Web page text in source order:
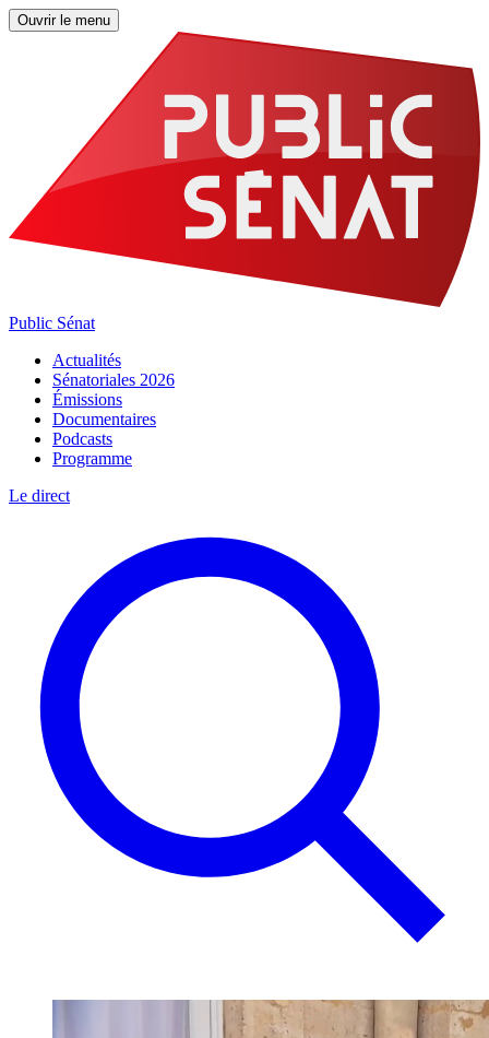
Ouvrir le menu
Public Sénat
Actualités
Sénatoriales 2026
Émissions
Documentaires
Podcasts
Programme
Le direct